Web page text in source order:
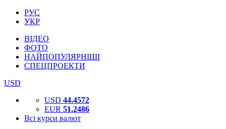
РУС
УКР
ВІДЕО
ФОТО
НАЙПОПУЛЯРНІШІ
СПЕЦПРОЕКТИ
USD
USD 44.4572
EUR 51.2486
Всі курси валют